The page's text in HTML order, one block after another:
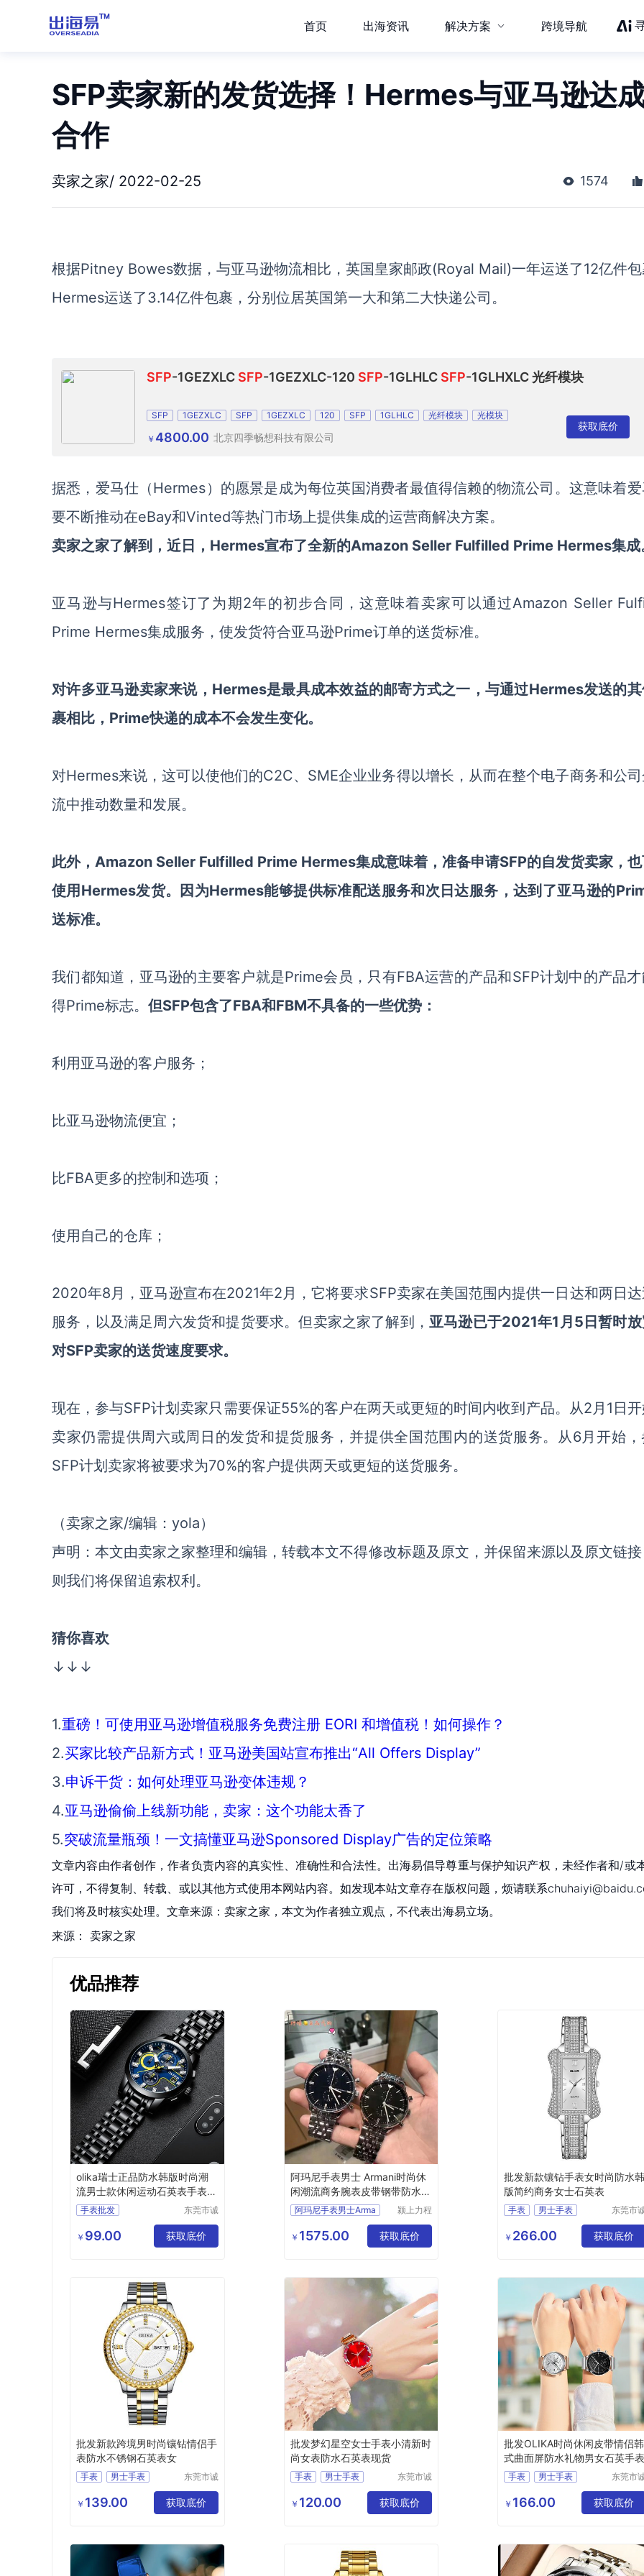
首页 出海资讯 解决方案 跨境导航
SFP卖家新的发货选择！Hermes与亚马逊达
合作
卖家之家/ 2022-02-25 1574
根据Pitney Bowes数据，与亚马逊物流相比，英国皇家邮政(Royal Mail)一年运送了12亿件
Hermes运送了3.14亿件包裹，分别位居英国第一大和第二大快递公司。
SFP-1GEZXLC SFP-1GEZXLC-120 SFP-1GLHLC SFP-1GLHXLC 光纤模块
SFP 1GEZXLC SFP 1GEZXLC 120 SFP 1GLHLC 光纤模块 光模块
￥ 4800.00 北京四季畅想科技有限公司
获取底价
据悉，爱马仕（Hermes）的愿景是成为每位英国消费者最值得信赖的物流公司。这意味着
要不断推动在eBay和Vinted等热门市场上提供集成的运营商解决方案。
卖家之家了解到，近日，Hermes宣布了全新的Amazon Seller Fulfilled Prime Hermes集成
亚马逊与Hermes签订了为期2年的初步合同 ，这意味着卖家可以通过Amazon Seller
Prime Hermes集成服务，使发货符合亚马逊Prime订单的送货标准。
对许多亚马逊卖家来说，Hermes是最具成本效益的邮寄方式之一，与通过Hermes发送的
裹相比， Prime快递的成本不会发生变化。
对Hermes来说，这可以使他们的C2C、SME企业业务得以增长，从而在整个电子商务和公
流中推动数量和发展。
此外，Amazon Seller Fulfilled Prime Hermes集成意味着，准备申请SFP的自发货卖家，
使用Hermes发货。因为Hermes能够提供标准配送服务和次日达服务，达到了亚马逊的
送标准。
我们都知道，亚马逊的主要客户就是Prime会员，只有FBA运营的产品和SFP计划中的产品
得Prime标志。 但SFP包含了FBA和FBM不具备的一些优势：
利用亚马逊的客户服务；
比亚马逊物流便宜；
比FBA更多的控制和选项；
使用自己的仓库；
2020年8月，亚马逊宣布在2021年2月，它将要求SFP卖家在美国范围内提供一日达和两日
服务，以及满足周六发货和提货要求。但卖家之家了解到，亚马逊已于2021年1月5日暂时
对SFP卖家的送货速度要求。
现在，参与SFP计划卖家只需要保证55%的客户在两天或更短的时间内收到产品。从2月1日
卖家仍需提供周六或周日的发货和提货服务，并提供全国范围内的送货服务。从6月开始
SFP计划卖家将被要求为70%的客户提供两天或更短的送货服务。
（卖家之家/编辑：yola）
声明：本文由卖家之家整理和编辑，转载本文不得修改标题及原文，并保留来源以及原文链
则我们将保留追索权利。
猜你喜欢
↓↓↓
1.重磅！可使用亚马逊增值税服务免费注册 EORI 和增值税！如何操作？
2.买家比较产品新方式！亚马逊美国站宣布推出“All Offers Display”
3.申诉干货：如何处理亚马逊变体违规？
4.亚马逊偷偷上线新功能，卖家：这个功能太香了
5.突破流量瓶颈！一文搞懂亚马逊Sponsored Display广告的定位策略
文章内容由作者创作，作者负责内容的真实性、准确性和合法性。出海易倡导尊重与保护知识产权，未经作者和/或
许可，不得复制、转载、或以其他方式使用本网站内容。如发现本站文章存在版权问题，烦请联系
我们将及时核实处理。文章来源：卖家之家，本文为作者独立观点，不代表出海易立场。
来源： 卖家之家
优品推荐
olika瑞士正品防水韩版时尚潮
流男士款休闲运动石英表手表批
发手表批发
运动手表批发
东莞市诚
表有限公
司
￥ 99.00 获取底价
阿玛尼手表男士 Armani时尚休
闲潮流商务腕表皮带钢带防水石
英表
阿玛尼手表男士Arma
颍上力程
有限公司
￥ 1575.00 获取底价
批发新款镶钻手表女时尚防水
版简约商务女士石英表
手表
男士手表
防水手表
电子表
东莞市
表有限
司
￥ 266.00 获取底价
批发新款跨境男时尚镶钻情侣手
表防水不锈钢石英表女
手表
男士手表
防水手表
电子表
东莞市诚
表有限公
司
￥ 139.00 获取底价
批发梦幻星空女士手表小清新时
尚女表防水石英表现货
手表
男士手表
防水手表
电子表
东莞市诚
表有限公
司
￥ 120.00 获取底价
批发OLIKA时尚休闲皮带情侣韩
式曲面屏防水礼物男女石英手
手表
男士手表
防水手表
电子表
东莞市
表有限
司
￥ 166.00 获取底价